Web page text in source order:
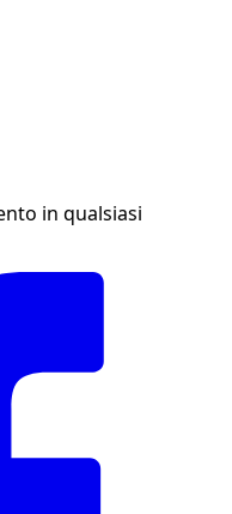
in qualsiasi